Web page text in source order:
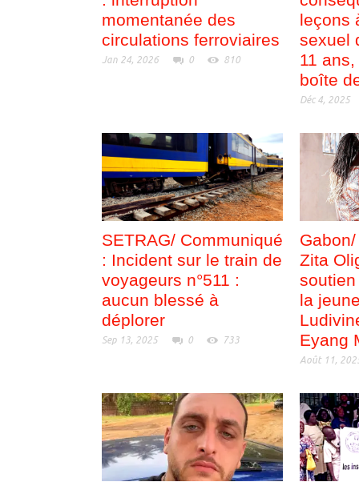
momentanée des
circulations ferroviaires
Jan 24, 2026 0 810
leçons
sexuel
11
boîte
Déc 4, 2025
SETRAG/ Communiqué
: Incident sur le train de
voyageurs n°511 :
aucun blessé à
déplorer
Sep 13, 2025 0 733
Zita
la
Eyang
Août 11,